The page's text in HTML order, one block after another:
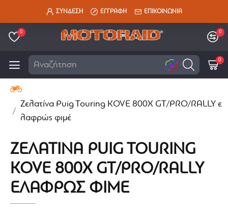
ΣΥΝΔΕΣΗ ΕΓΓΡΑΦΗ ΕΠΙΚΟΙΝΩΝΙΑ
0 0
Αναζήτηση εδώ
0
Ζελατίνα Puig Touring KOVE 800X GT/PRO/RALLY ε
λαφρώς φιμέ
ΖΕΛΑΤΊΝΑ PUIG TOURING
KOVE 800X GT/PRO/RALLY
ΕΛΑΦΡΏΣ ΦΙΜΈ